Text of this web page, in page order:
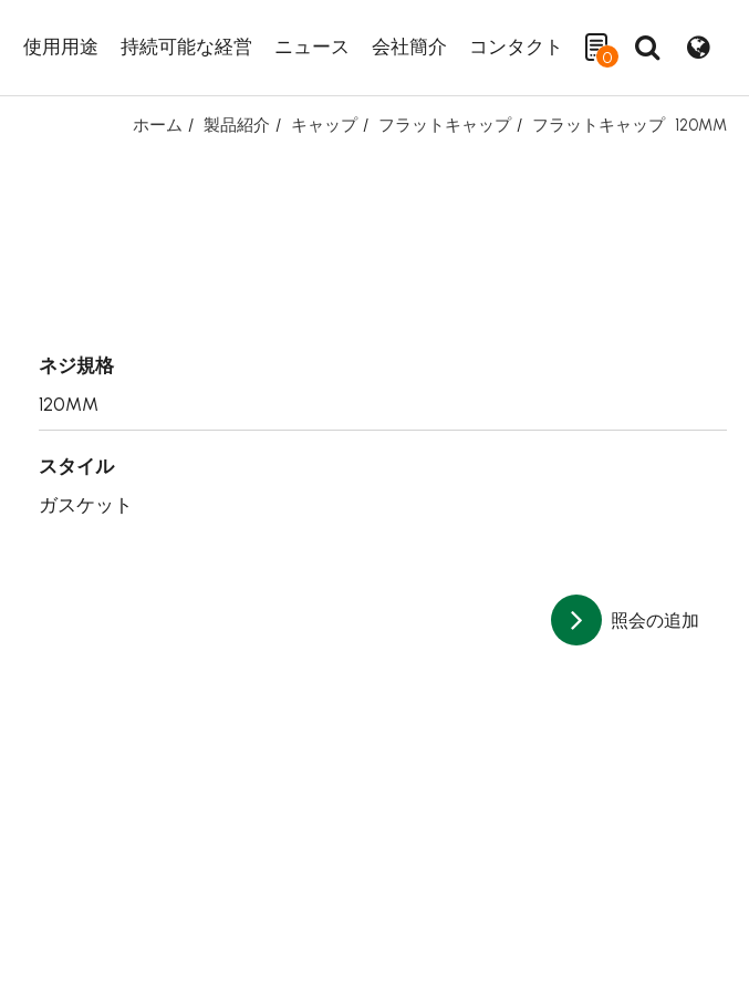
使用用途 持続可能な経営 ニュース 会社簡介 コンタクト 0
ホーム 製品紹介 キャップ フラットキャップ フラットキャップ 120MM
ネジ規格
120MM
スタイル
ガスケット
照会の追加